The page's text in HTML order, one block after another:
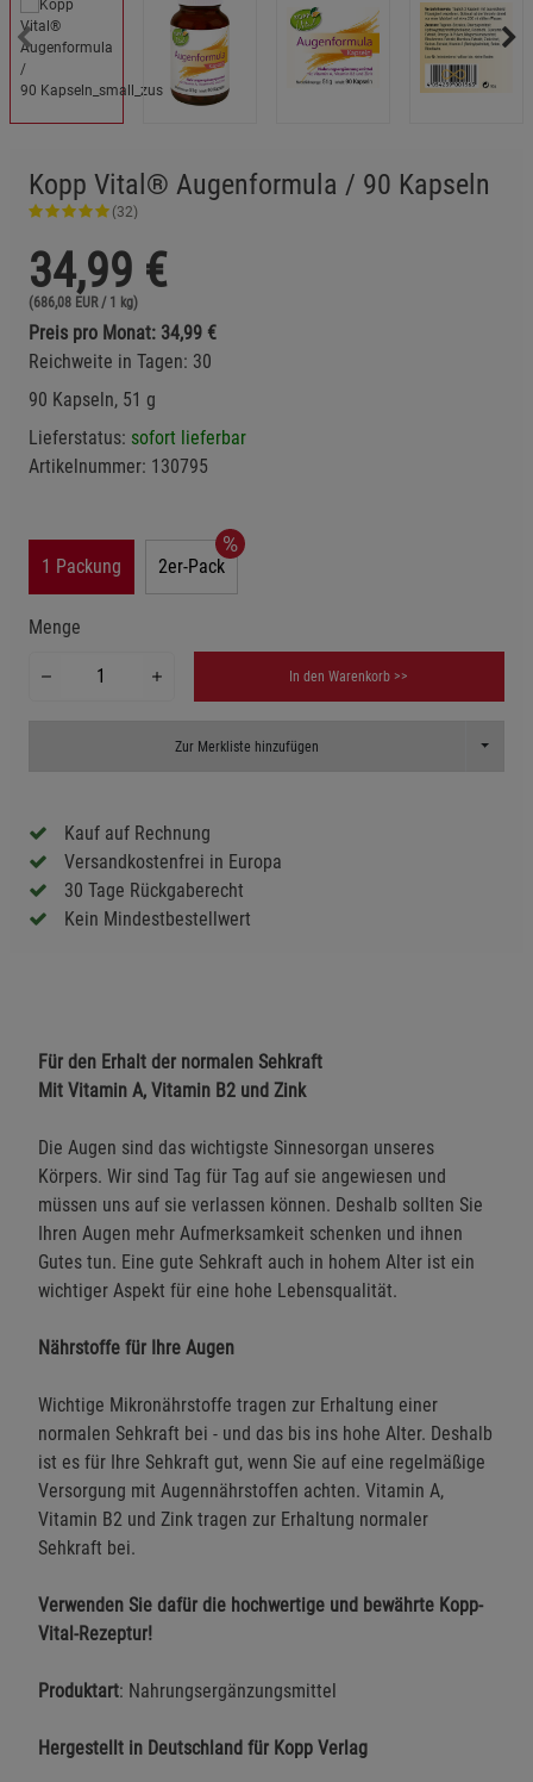
Kopp Vital® Augenformula / 90 Kapseln
(32)
34,99 €
(686,08 EUR / 1 kg)
Preis pro Monat: 34,99 €
Reichweite in Tagen: 30
90 Kapseln, 51 g
Lieferstatus: sofort lieferbar
Artikelnummer: 130795
1 Packung 2er-Pack
Menge
In den Warenkorb >>
Zur Merkliste hinzufügen Toggle
Kauf auf Rechnung
Versandkostenfrei in Europa
30 Tage Rückgaberecht
Kein Mindestbestellwert
Für den Erhalt der normalen Sehkraft
Mit Vitamin A, Vitamin B2 und Zink
Die Augen sind das wichtigste Sinnesorgan unseres
Körpers. Wir sind Tag für Tag auf sie angewiesen und
müssen uns auf sie verlassen können. Deshalb sollten Sie
Ihren Augen mehr Aufmerksamkeit schenken und ihnen
Gutes tun. Eine gute Sehkraft auch in hohem Alter ist ein
wichtiger Aspekt für eine hohe Lebensqualität.
Nährstoffe für Ihre Augen
Wichtige Mikronährstoffe tragen zur Erhaltung einer
normalen Sehkraft bei - und das bis ins hohe Alter. Deshalb
ist es für Ihre Sehkraft gut, wenn Sie auf eine regelmäßige
Versorgung mit Augennährstoffen achten. Vitamin A,
Vitamin B2 und Zink tragen zur Erhaltung normaler
Sehkraft bei.
Verwenden Sie dafür die hochwertige und bewährte Kopp-
Vital-Rezeptur!
Produktart: Nahrungsergänzungsmittel
Hergestellt in Deutschland für Kopp Verlag